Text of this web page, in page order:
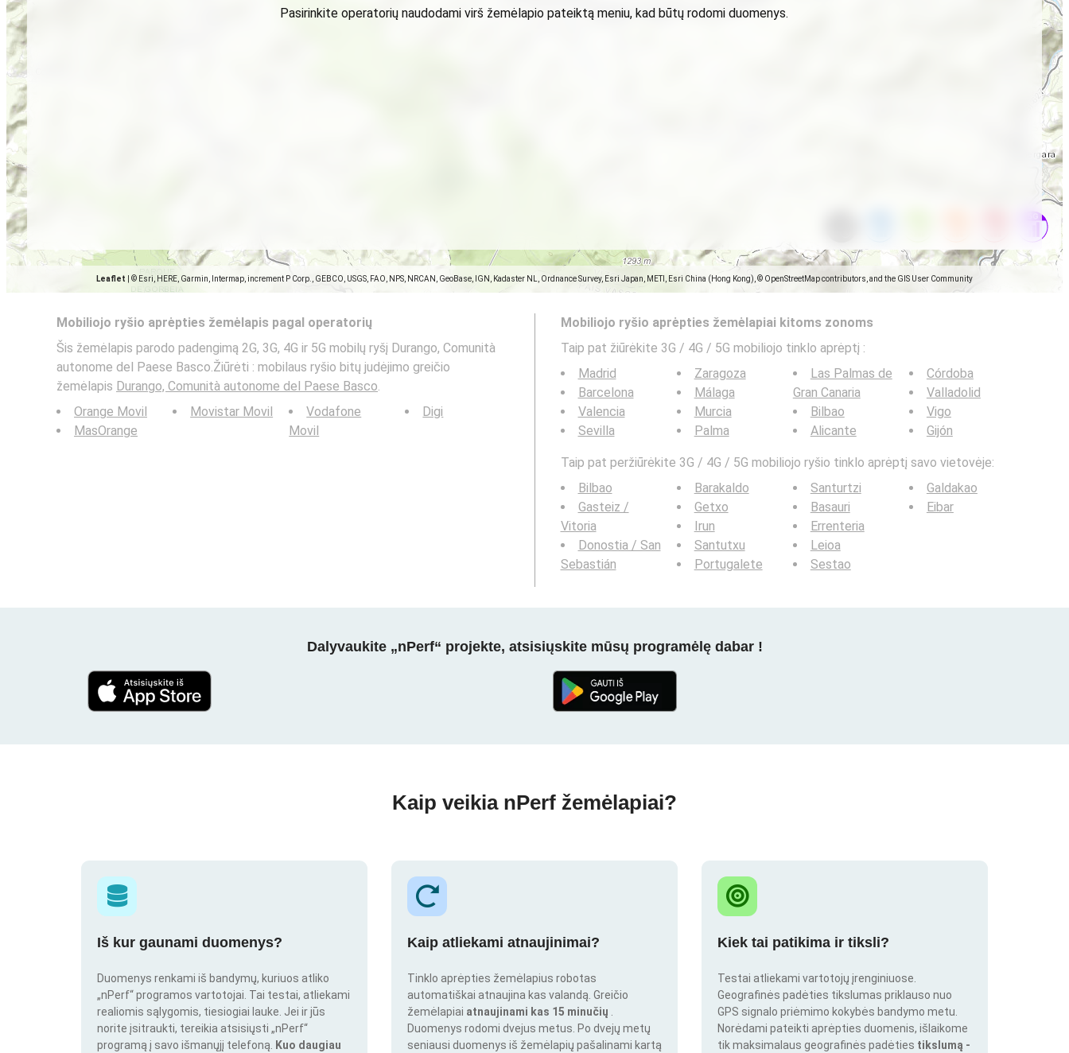
Leaflet © Esri, HERE, Garmin, Intermap, increment P Corp., GEBCO, USGS, FAO, NPS, NRCAN, GeoBase, IGN, Kadaster NL, Ordnance Survey, Esri Japan, METI, Esri China (Hong Kong), © OpenStreetMap contributors, and the GIS User Community
Pasirinkite operatorių naudodami virš žemėlapio pateiktą meniu, kad būtų rodomi duomenys.
Mobiliojo ryšio aprėpties žemėlapis pagal operatorių
Šis žemėlapis parodo padengimą 2G, 3G, 4G ir 5G mobilų ryšį Durango, Comunità
autonome del Paese Basco.Žiūrėti : mobilaus ryšio bitų judėjimo greičio
žemėlapis Durango, Comunità autonome del Paese Basco.
Orange Movil
MasOrange
Movistar Movil
Vodafone
Movil
Digi
Mobiliojo ryšio aprėpties žemėlapiai kitoms zonoms
Taip pat žiūrėkite 3G / 4G / 5G mobiliojo tinklo aprėptį :
Madrid
Barcelona
Valencia
Sevilla
Zaragoza
Málaga
Murcia
Palma
Las Palmas de
Gran Canaria
Bilbao
Alicante
Córdoba
Valladolid
Vigo
Gijón
Taip pat peržiūrėkite 3G / 4G / 5G mobiliojo ryšio tinklo aprėptį savo vietovėje:
Bilbao
Gasteiz /
Vitoria
Donostia / San
Sebastián
Barakaldo
Getxo
Irun
Santutxu
Portugalete
Santurtzi
Basauri
Errenteria
Leioa
Sestao
Galdakao
Eibar
Dalyvaukite „nPerf“ projekte, atsisiųskite mūsų programėlę dabar !
Kaip veikia nPerf žemėlapiai?
Iš kur gaunami duomenys?
Duomenys renkami iš bandymų, kuriuos atliko
„nPerf“ programos vartotojai. Tai testai, atliekami
realiomis sąlygomis, tiesiogiai lauke. Jei ir jūs
norite įsitraukti, tereikia atsisiųsti „nPerf“
programą į savo išmanųjį telefoną.
Kuo daugiau
Kaip atliekami atnaujinimai?
Tinklo aprėpties žemėlapius robotas
automatiškai atnaujina kas valandą. Greičio
žemėlapiai atnaujinami kas 15 minučių
Duomenys rodomi dvejus metus. Po dvejų metų
seniausi duomenys iš žemėlapių pašalinami kartą
Kiek tai patikima ir tiksli?
Testai atliekami vartotojų įrenginiuose.
Geografinės padėties tikslumas priklauso nuo
GPS signalo priėmimo kokybės bandymo metu.
Norėdami pateikti aprėpties duomenis, išlaikome
tik maksimalaus geografinės padėties tikslumą -